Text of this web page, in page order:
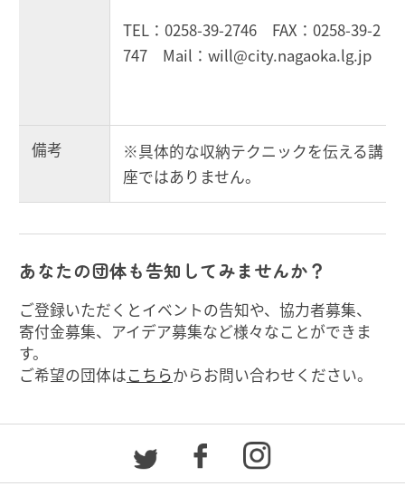
TEL：0258-39-2746 FAX：0258-39-2
747 Mail：will@city.nagaoka.lg.jp
備考
※具体的な収納テクニックを伝える講
座ではありません。
あなたの団体も告知してみませんか？
ご登録いただくとイベントの告知や、協力者募集、
寄付金募集、アイデア募集など様々なことができま
す。
ご希望の団体はこちらからお問い合わせください。